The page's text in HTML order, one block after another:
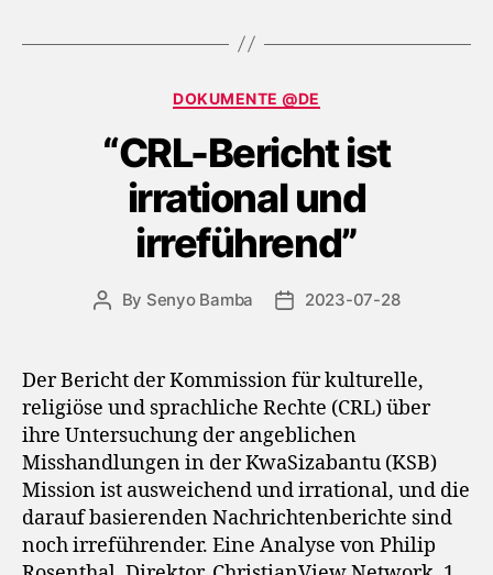
Categories
DOKUMENTE @DE
“CRL-Bericht ist
irrational und
irreführend”
Post
By Senyo Bamba
Post2023-07-28
Der Bericht der Kommission für kulturelle,
religiöse und sprachliche Rechte (CRL) über
ihre Untersuchung der angeblichen
Misshandlungen in der KwaSizabantu (KSB)
Mission ist ausweichend und irrational, und die
darauf basierenden Nachrichtenberichte sind
noch irreführender. Eine Analyse von Philip